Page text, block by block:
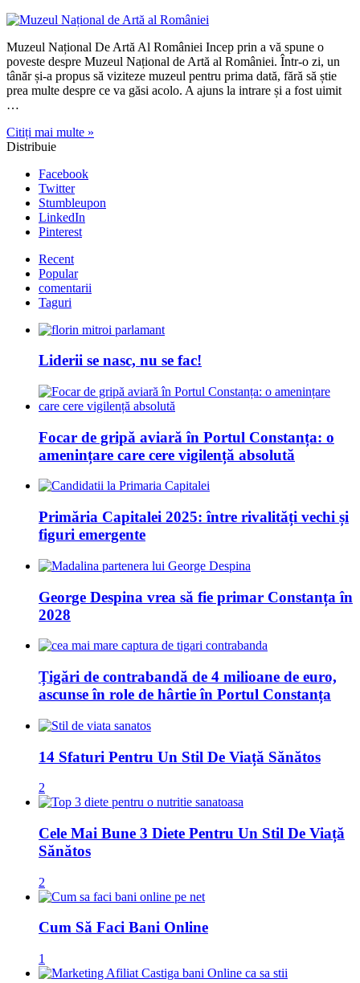
Muzeul Național De Artă Al României Incep prin a vă spune o
poveste despre Muzeul Național de Artă al României. Într-o zi, un
tânăr și-a propus să viziteze muzeul pentru prima dată, fără să știe
prea multe despre ce va găsi acolo. A ajuns la intrare și a fost uimit
…
Citiți mai multe »
Distribuie
Facebook
Twitter
Stumbleupon
LinkedIn
Pinterest
Recent
Popular
comentarii
Taguri
Liderii se nasc, nu se fac!
Focar de gripă aviară în Portul Constanța: o
amenințare care cere vigilență absolută
Primăria Capitalei 2025: între rivalități vechi și
figuri emergente
George Despina vrea să fie primar Constanța în
2028
Țigări de contrabandă de 4 milioane de euro,
ascunse în role de hârtie în Portul Constanța
14 Sfaturi Pentru Un Stil De Viață Sănătos
2
Cele Mai Bune 3 Diete Pentru Un Stil De Viață
Sănătos
2
Cum Să Faci Bani Online
1